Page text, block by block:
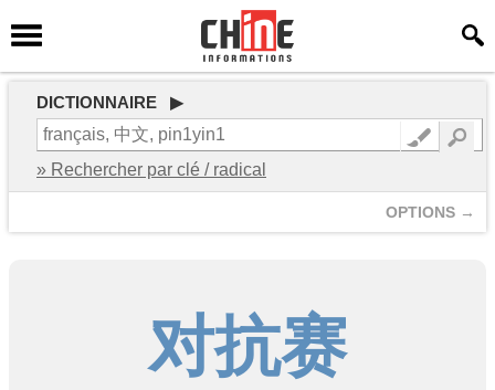
DICTIONNAIRE ▶
» Rechercher par clé / radical
OPTIONS →
对抗赛